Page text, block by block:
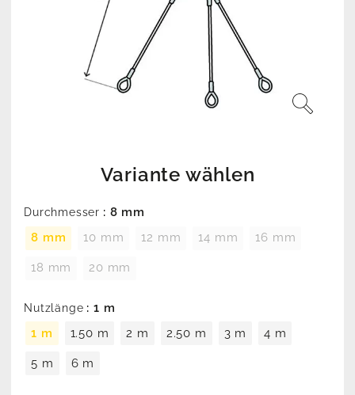
Variante wählen
Durchmesser : 8 mm
8 mm
10 mm 12 mm 14 mm 16 mm
18 mm 20 mm
Nutzlänge : 1 m
1 m
1.50 m 2 m 2.50 m 3 m 4 m
5 m 6 m